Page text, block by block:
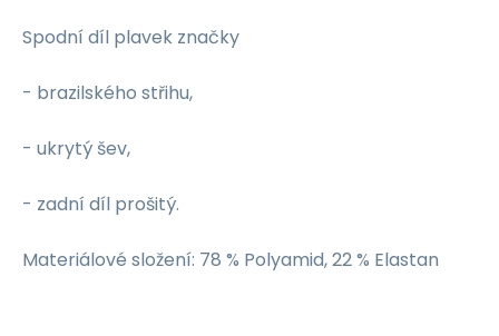
Spodní díl plavek značky
- brazilského střihu,
- ukrytý šev,
- zadní díl prošitý.
Materiálové složení: 78 % Polyamid, 22 % Elastan